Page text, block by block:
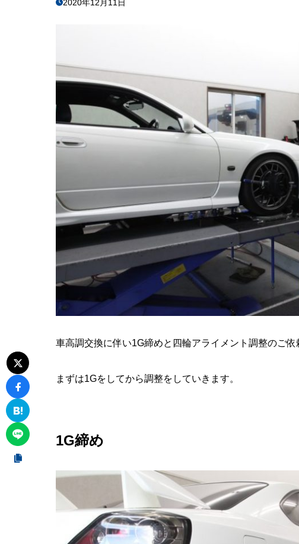
2020年12月11日
車高調交換に伴い1G締めと四輪アライメント調整のご依
まずは1Gをしてから調整をしていきます。
1G締め